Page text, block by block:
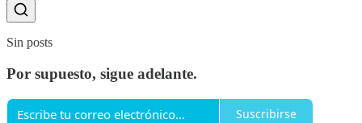
Sin posts
Por supuesto, sigue adelante.
Suscribirse